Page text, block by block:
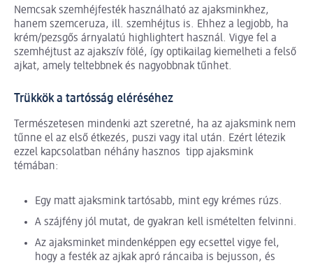
Nemcsak szemhéjfesték használható az ajaksminkhez,
hanem szemceruza, ill. szemhéjtus is. Ehhez a legjobb, ha
krém/pezsgős árnyalatú highlightert használ. Vigye fel a
szemhéjtust az ajakszív fölé, így optikailag kiemelheti a felső
ajkat, amely teltebbnek és nagyobbnak tűnhet.
Trükkök a tartósság eléréséhez
Természetesen mindenki azt szeretné, ha az ajaksmink nem
tűnne el az első étkezés, puszi vagy ital után. Ezért létezik
ezzel kapcsolatban néhány hasznos tipp ajaksmink
témában:
Egy matt ajaksmink tartósabb, mint egy krémes rúzs.
A szájfény jól mutat, de gyakran kell ismételten felvinni.
Az ajaksminket mindenképpen egy ecsettel vigye fel,
hogy a festék az ajkak apró ráncaiba is bejusson, és